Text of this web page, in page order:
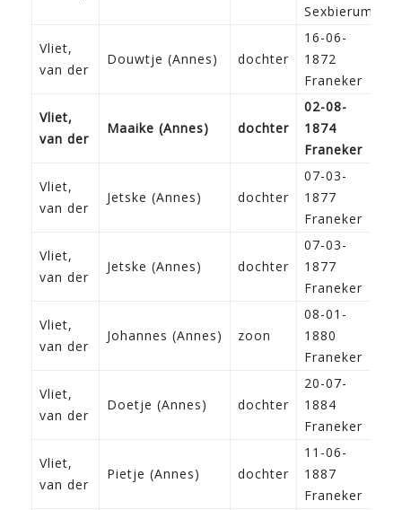
Sexbierum
Vliet,
van der
Douwtje (Annes) dochter
16-06-
1872
Franeker
Vliet,
van der
Maaike (Annes) dochter
02-08-
1874
Franeker
Vliet,
van der
Jetske (Annes) dochter
07-03-
1877
Franeker
Vliet,
van der
Jetske (Annes) dochter
07-03-
1877
Franeker
Vliet,
van der
Johannes (Annes) zoon
08-01-
1880
Franeker
Vliet,
van der
Doetje (Annes) dochter
20-07-
1884
Franeker
Vliet,
van der
Pietje (Annes) dochter
11-06-
1887
Franeker